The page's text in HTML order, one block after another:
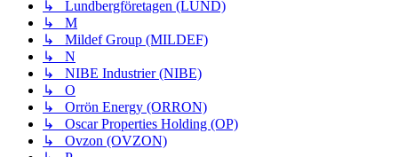
↳ Lundbergföretagen (LUND)
↳ M
↳ Mildef Group (MILDEF)
↳ N
↳ NIBE Industrier (NIBE)
↳ O
↳ Orrön Energy (ORRON)
↳ Oscar Properties Holding (OP)
↳ Ovzon (OVZON)